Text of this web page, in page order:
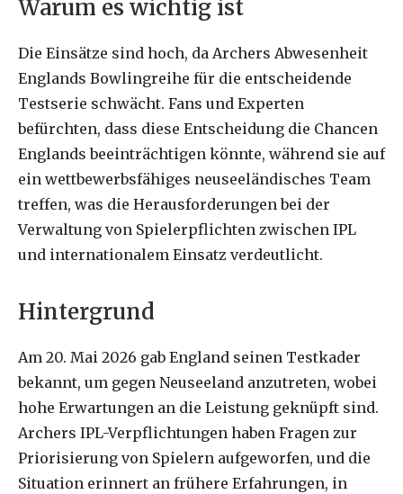
Warum es wichtig ist
Die Einsätze sind hoch, da Archers Abwesenheit
Englands Bowlingreihe für die entscheidende
Testserie schwächt. Fans und Experten
befürchten, dass diese Entscheidung die Chancen
Englands beeinträchtigen könnte, während sie auf
ein wettbewerbsfähiges neuseeländisches Team
treffen, was die Herausforderungen bei der
Verwaltung von Spielerpflichten zwischen IPL
und internationalem Einsatz verdeutlicht.
Hintergrund
Am 20. Mai 2026 gab England seinen Testkader
bekannt, um gegen Neuseeland anzutreten, wobei
hohe Erwartungen an die Leistung geknüpft sind.
Archers IPL-Verpflichtungen haben Fragen zur
Priorisierung von Spielern aufgeworfen, und die
Situation erinnert an frühere Erfahrungen, in